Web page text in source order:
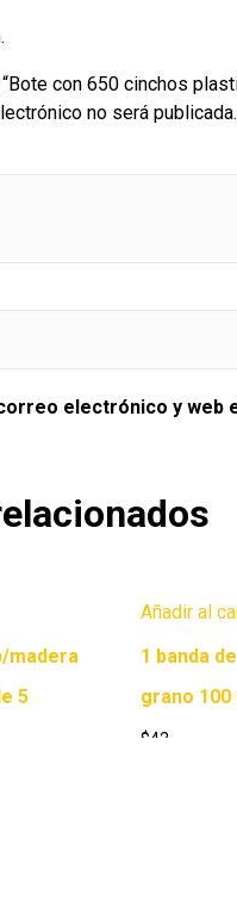
con 650 cinchos
no será publicada.
electrónico y web
madera
5
Añadir al
1 banda
grano 100
$42